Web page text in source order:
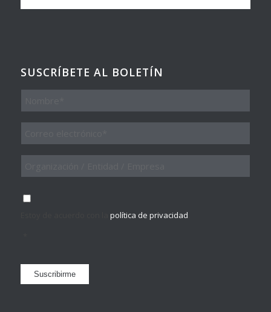
SUSCRÍBETE AL BOLETÍN
Nombre
Entidad
Empresa
Consentimiento
política de privacidad
Suscribirme